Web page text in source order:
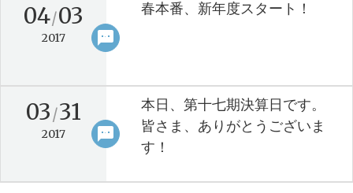
sms
04/03
2017
春本番、新年度スタート！
keyboard_arrow_right
sms
03/31
2017
本日、第十七期決算日です。
皆さま、ありがとうございま
す！
keyboard_arrow_right